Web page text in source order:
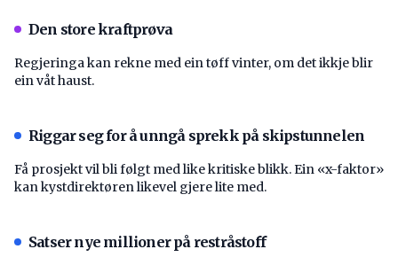
Den store kraftprøva
Regjeringa kan rekne med ein tøff vinter, om det ikkje blir
ein våt haust.
Riggar seg for å unngå sprekk på skipstunnelen
Få prosjekt vil bli følgt med like kritiske blikk. Ein «x-faktor»
kan kystdirektøren likevel gjere lite med.
Satser nye millioner på restråstoff